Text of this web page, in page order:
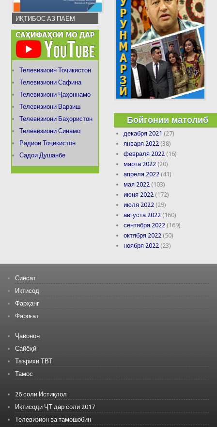
ИҚТИБОС АЗ ПАЁМ
Телевизиоин Тоҷикистон
Телевизиони Сафина
Телевизиони Ҷаҳоннамо
Телевизиони Варзиш
Телевизиони Баҳористон
Телевизиони Синамо
Радиои Тоҷикистон
Садои Душанбе
Бойгонии матолиб
декабря 2021 (27)
января 2022 (38)
февраля 2022 (16)
марта 2022 (20)
апреля 2022 (41)
мая 2022 (103)
июня 2022 (172)
июля 2022 (29)
августа 2022 (160)
сентября 2022 (169)
октября 2022 (50)
ноября 2022 (23)
Сиёсат
Иқтисод
Фарҳанг
Фароғат
Ҷавонон
Сайёҳӣ
Таърихи ТВТ
Тамос
26 соли Истиқлол
Иқтисоди ҶТ дар соли 2017
Телевизион ва тамошобин